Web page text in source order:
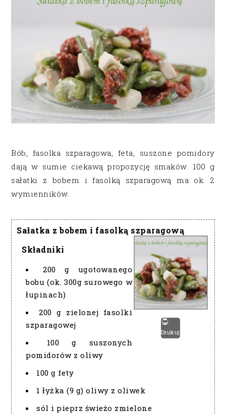
Bób, fasolka szparagowa, feta, suszone pomidory
dają w sumie ciekawą propozycję smaków. 100 g
sałatki z bobem i fasolką szparagową ma ok. 2
wymienników.
Sałatka z bobem i fasolką szparagową
Drukuj
Składniki
200 g ugotowanego
bobu (ok. 300g surowego w
łupinach)
200 g zielonej fasolki
szparagowej
100 g suszonych
pomidorów z oliwy
100 g fety
1 łyżka (9 g) oliwy z oliwek
sól i pieprz świeżo zmielone